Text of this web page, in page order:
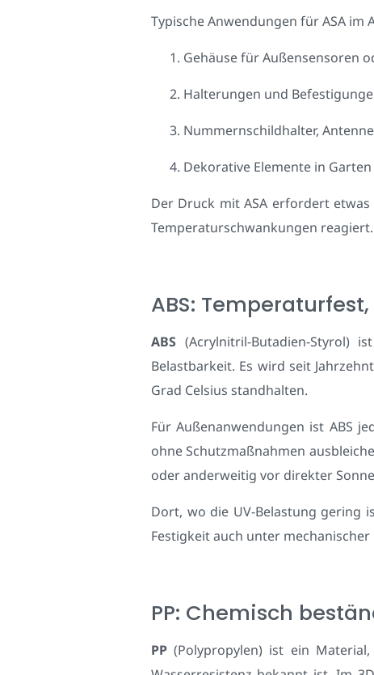
Typische Anwendungen für ASA im
Gehäuse für Außensensoren
Halterungen und
Nummernschildhalter,
Dekorative Elemente in
Der Druck mit ASA erfordert
Temperaturschwankungen
ABS:
ABS (Acrylnitril-Butadien-Styrol)
Belastbarkeit. Es wird seit
Grad Celsius standhalten.
Für Außenanwendungen ist ABS
ohne Schutzmaßnahmen
oder anderweitig vor direkter
Dort, wo die UV-Belastung gering
Festigkeit auch unter mechanischer
PP: Chemisch
PP (Polypropylen) ist ein